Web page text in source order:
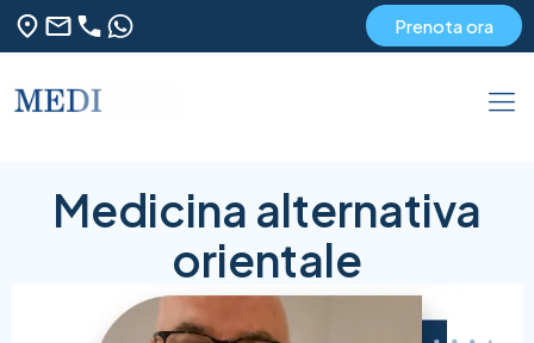
Prenota ora
Medicina alternativa
orientale